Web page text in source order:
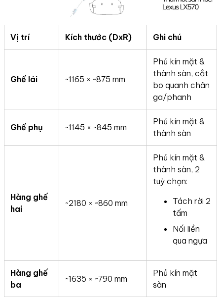
Vị trí Kích thước (DxR) Ghi chú
Ghế lái ~1165 × ~875 mm
Phủ kín mặt &
thành sàn, cắt
bo quanh chân
ga/phanh
Ghế phụ ~1145 × ~845 mm
Phủ kín mặt &
thành sàn
Hàng ghế
hai
~2180 × ~860 mm
Phủ kín mặt &
thành sàn, 2
tuỳ chọn:
Tách rời 2
tấm
Nối liền
qua ngựa
Hàng ghế
ba
~1635 × ~790 mm
Phủ kín mặt
sàn